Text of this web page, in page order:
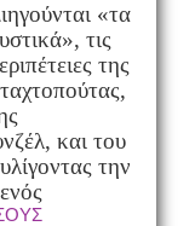
«τα
τις
της
και του
την